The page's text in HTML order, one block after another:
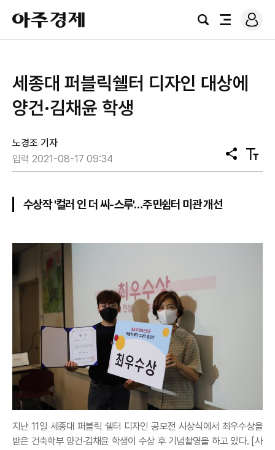
아
주
경
검
전
로
그
세종대 퍼블릭쉘터 디자인 대상에
양건·김채윤 학생
노경조 기자
입력 2021-08-17 09:34
공
유
텍
스
수상작 '컬러 인 더 씨-스루'…주민쉼터 미관 개선
지난 11일 세종대 퍼블릭 쉘터 디자인 공모전 시상식에서 최우수상을
받은 건축학부 양건·김채윤 학생이 수상 후 기념촬영을 하고 있다. [사